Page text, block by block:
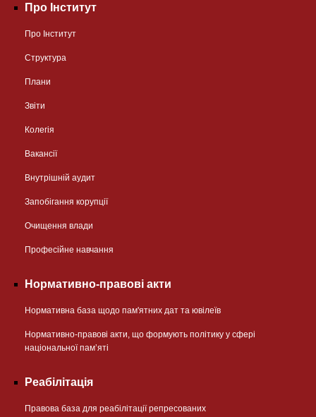
Про Інститут
Про Інститут
Структура
Плани
Звіти
Колегія
Вакансії
Внутрішній аудит
Запобігання корупції
Очищення влади
Професійне навчання
Нормативно-правові акти
Нормативна база щодо пам'ятних дат та ювілеїв
Нормативно-правові акти, що формують політику у сфері
національної памʼяті
Реабілітація
Правова база для реабілітації репресованих